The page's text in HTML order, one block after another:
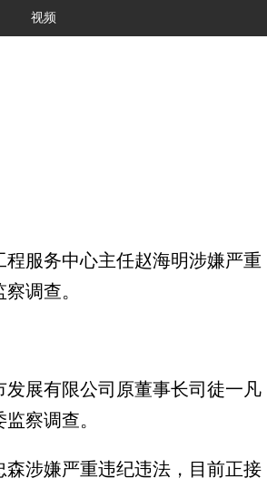
视频
服务中心主任赵海明涉嫌严重
调查。
展有限公司原董事长司徒一凡
察调查。
涉嫌严重违纪违法，目前正接